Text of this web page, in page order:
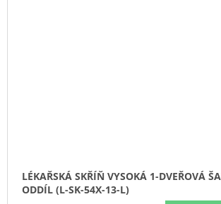
LÉKAŘSKÁ SKŘÍŇ VYSOKÁ 1-DVEŘOVÁ
ODDÍL (L-SK-54X-13-L)